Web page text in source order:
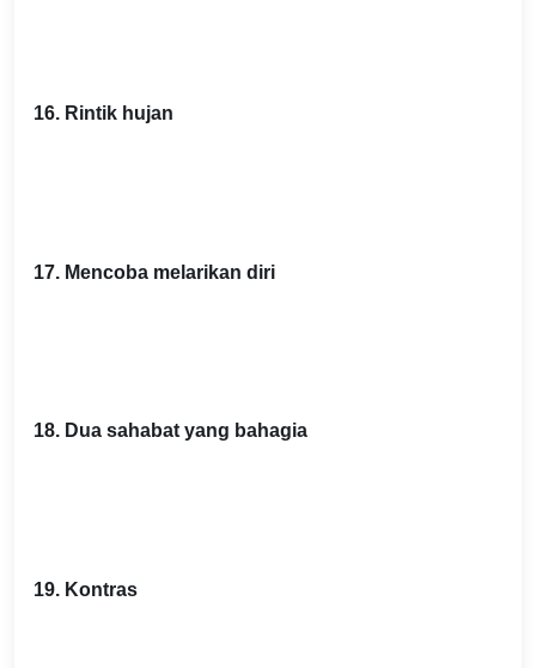
16. Rintik hujan
17. Mencoba melarikan diri
18. Dua sahabat yang bahagia
19. Kontras